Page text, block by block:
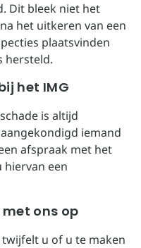
Dit bleek niet het
het uitkeren van een
plaatsvinden
hersteld.
het IMG
is altijd
iemand
afspraak met het
hiervan een
ons op
u of u te maken